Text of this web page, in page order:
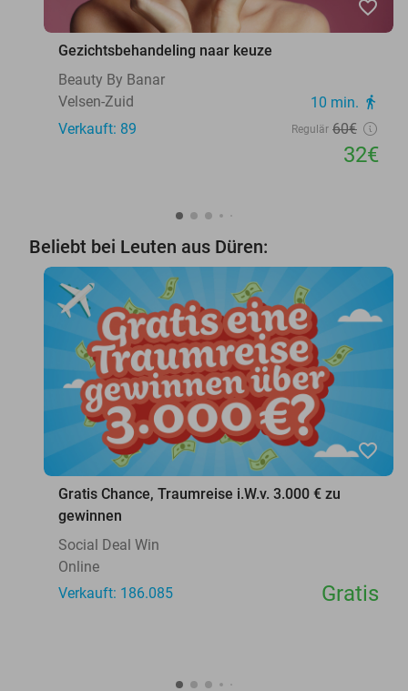
favorite_border
Gezichtsbehandeling naar keuze
Beauty By Banar
Velsen-Zuid
10 min. directions_walk
Verkauft: 89 Regulär 60€
32€
Beliebt bei Leuten aus Düren:
favorite_border
Gratis Chance, Traumreise i.W.v. 3.000 € zu
gewinnen
Social Deal Win
Online
Verkauft: 186.085
Gratis